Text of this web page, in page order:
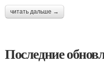
читать дальше →
Последние